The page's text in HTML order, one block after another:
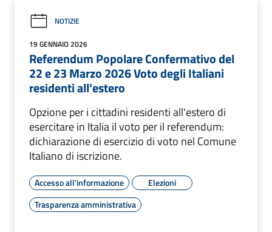
NOTIZIE
19 GENNAIO 2026
Referendum Popolare Confermativo del
22 e 23 Marzo 2026 Voto degli Italiani
residenti all'estero
Opzione per i cittadini residenti all'estero di
esercitare in Italia il voto per il referendum:
dichiarazione di esercizio di voto nel Comune
Italiano di iscrizione.
Accesso all'informazione
Elezioni
Trasparenza amministrativa